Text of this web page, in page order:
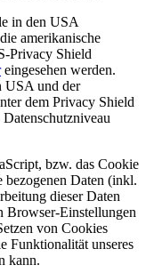
in den USA
amerikanische
Privacy Shield
eingesehen werden.
USA und der
dem Privacy Shield
bzw. das Cookie
bezogenen Daten (inkl.
dieser Daten
Browser-Einstellungen
von Cookies
Funktionalität unseres
kann.